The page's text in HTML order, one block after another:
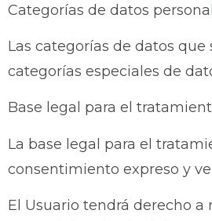
Categorías de datos
Las categorías de datos
categorías especiales de
Base legal para el
La base legal para el
consentimiento expreso y
El Usuario tendrá derecho